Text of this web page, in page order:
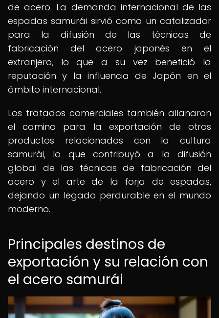
de acero. La demanda internacional de las
espadas samurái sirvió como un catalizador
para la difusión de las técnicas de
fabricación del acero japonés en el
extranjero, lo que a su vez benefició la
reputación y la influencia de Japón en el
ámbito internacional.
Los tratados comerciales también allanaron
el camino para la exportación de otros
productos relacionados con la cultura
samurái, lo que contribuyó a la difusión
global de las técnicas de fabricación del
acero y el arte de la forja de espadas,
dejando un legado perdurable en el mundo
moderno.
Principales destinos de
exportación y su relación con
el acero samurái